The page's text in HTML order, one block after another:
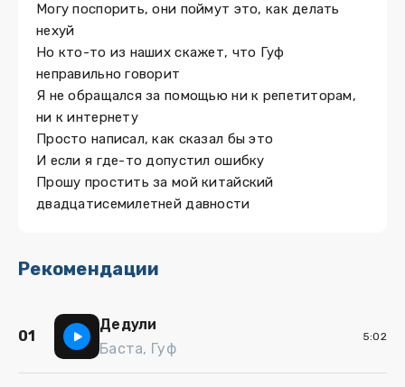
Могу поспорить, они поймут это, как делать
нехуй
Но кто-то из наших скажет, что Гуф
неправильно говорит
Я не обращался за помощью ни к репетиторам,
ни к интернету
Просто написал, как сказал бы это
И если я где-то допустил ошибку
Прошу простить за мой китайский
двадцатисемилетней давности
Рекомендации
01
Дедули
Баста, Гуф
5:02